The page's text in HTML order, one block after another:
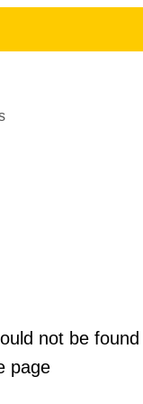
not be found
page